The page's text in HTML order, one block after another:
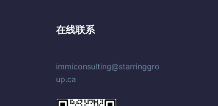
在线联系
immiconsulting@starringgro
up.ca